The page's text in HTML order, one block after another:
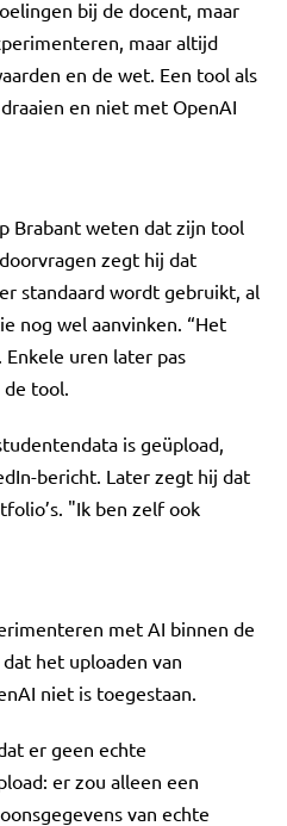
bij de docent, maar
maar altijd
en de wet. Een tool als
en niet met OpenAI
Brabant weten dat zijn tool
zegt hij dat
standaard wordt gebruikt, al
nog wel aanvinken. “Het
uren later pas
tool.
is geüpload,
bericht. Later zegt hij dat
"Ik ben zelf ook
met AI binnen de
het uploaden van
niet is toegestaan.
er geen echte
er zou alleen een
van echte